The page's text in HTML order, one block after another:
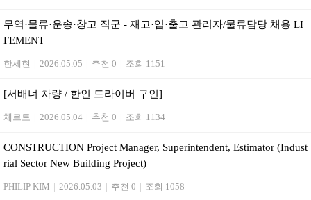
무역·물류·운송·창고 직군 - 재고·입·출고 관리자/물류담당 채용 LI
FEMENT
한세현 | 2026.05.05 | 추천 0 | 조회 1151
[서배너 차량 / 한인 드라이버 구인]
체르토 | 2026.05.04 | 추천 0 | 조회 1134
CONSTRUCTION Project Manager, Superintendent, Estimator (Indust
rial Sector New Building Project)
PHILIP KIM | 2026.05.03 | 추천 0 | 조회 1058